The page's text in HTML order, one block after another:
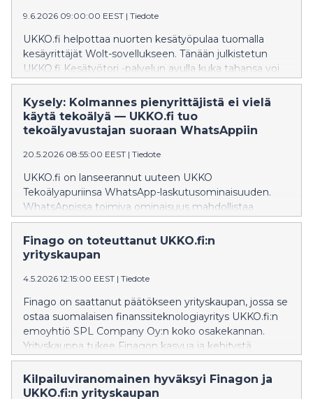
9.6.2026 09:00:00 EEST | Tiedote
UKKO.fi helpottaa nuorten kesätyöpulaa tuomalla
kesäyrittäjät Wolt-sovellukseen. Tänään julkistetun
UKKO.fi Kesätyötori -palvelun avulla kuka tahansa voi
tilata kesäyrittäjän kotiovelleen 9. kesäkuuta alkaen.
Kysely: Kolmannes pienyrittäjistä ei vielä
käytä tekoälyä — UKKO.fi tuo
tekoälyavustajan suoraan WhatsAppiin
20.5.2026 08:55:00 EEST | Tiedote
UKKO.fi on lanseerannut uuteen UKKO
Tekoälyapuriinsa WhatsApp-laskutusominaisuuden.
WhatsAppissa toimiva ominaisuus mahdollistaa
laskujen luomisen ja kuittien kirjaamisen suoraan
puhelimesta. Ominaisuus tukee UKKO.fi:n tuoreen
pienyrittäjyysbarometrin löydöksiä pienyrittäjien
pienyrittäjyysbarometrin mukaan yrittäjien tekoälyn
käyttö on vielä hajanaista, ja tulokset viittaavat siihen,
että monelle yrittäjälle suurin haaste ei ole
kiinnostuksen puute vaan tekoälyn sovittaminen
osaksi kiireistä arkea. – Tekoälyn pitää toimia siellä
missä yrittäjä jo on, ei vaatia uuden sovelluksen
Kumpulainen. Tähän tarpeeseen UKKO.fi kehitti uuden
Finago on toteuttanut UKKO.fi:n
yrityskaupan
4.5.2026 12:15:00 EEST | Tiedote
Finago on saattanut päätökseen yrityskaupan, jossa se
ostaa suomalaisen finanssiteknologiayritys UKKO.fi:n
emoyhtiö SPL Company Oy:n koko osakekannan.
Yrityskauppa tukee Finagon kasvua ja kehitystä
johtavana yritysohjelmistojen tarjoajana Pohjoismaissa.
Kilpailuviranomainen hyväksyi Finagon ja
UKKO.fi:n yrityskaupan